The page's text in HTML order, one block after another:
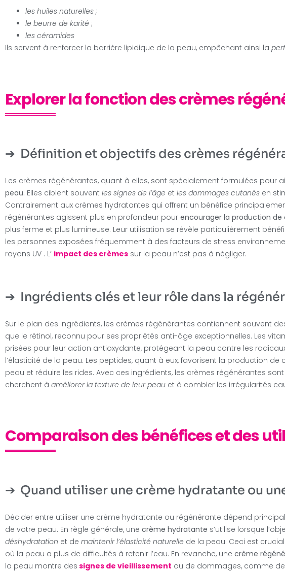
les huiles naturelles ;
le beurre de karité ;
les céramides
Ils servent à renforcer la barrière lipidique de la peau, empêchant ainsi la
Explorer la fonction des crèmes
Définition et objectifs des crèmes
Les crèmes régénérantes, quant à elles, sont spécialement formulées pour
peau. Elles ciblent souvent les signes de l’âge et les dommages cutanés en
Contrairement aux crèmes hydratantes qui offrent un bénéfice
régénérantes agissent plus en profondeur pour encourager la production de
plus ferme et plus lumineuse. Leur utilisation se révèle particulièrement
les personnes exposées fréquemment à des facteurs de stress
rayons UV . L’ impact des crèmes sur la peau n’est pas à négliger.
Ingrédients clés et leur rôle dans la
Sur le plan des ingrédients, les crèmes régénérantes contiennent souvent
que le rétinol, reconnu pour ses propriétés anti-âge exceptionnelles. Les
prisées pour leur action antioxydante, protégeant la peau contre les
l’élasticité de la peau. Les peptides, quant à eux, favorisent la production
peau et réduire les rides. Avec ces ingrédients, les crèmes régénérantes
cherchent à améliorer la texture de leur peau et à combler les irrégularités
Comparaison des bénéfices et des
Quand utiliser une crème hydratante ou
Décider entre utiliser une crème hydratante ou régénérante dépend
de votre peau. En règle générale, une crème hydratante s’utilise lorsque
déshydratation et de maintenir l’élasticité naturelle de la peau. Ceci est
où la peau a plus de difficultés à retenir l’eau. En revanche, une crème
la peau montre des signes de vieillissement ou de dommages, comme